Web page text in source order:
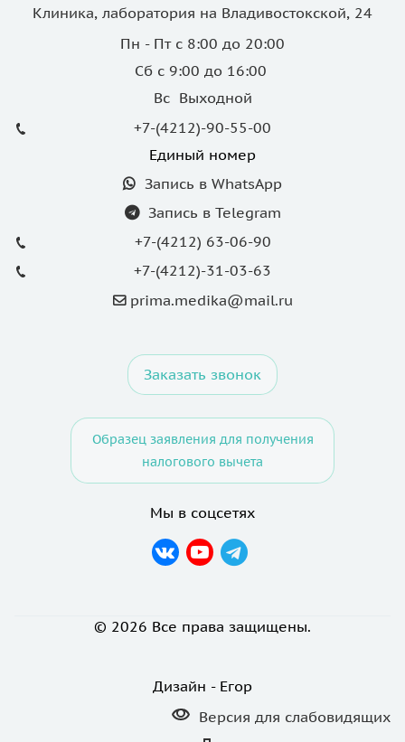
Клиника, лаборатория на Владивостокской, 24
Пн - Пт с 8:00 до 20:00
Сб с 9:00 до 16:00
Вс Выходной
+7-(4212)-90-55-00
Единый номер
Запись в WhatsApp
Запись в Telegram
+7-(4212) 63-06-90
+7-(4212)-31-03-63
prima.medika@mail.ru
Заказать звонок
Образец заявления для получения
налогового вычета
Мы в соцсетях
© 2026 Все права защищены.
Дизайн - Егор
Версия для слабовидящих